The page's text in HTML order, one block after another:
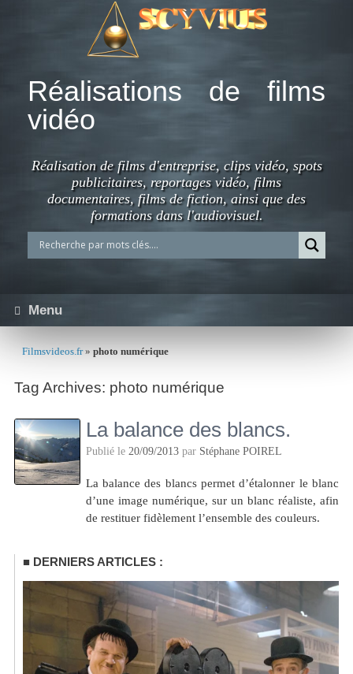
Réalisations de films
vidéo
Réalisation de films d'entreprise, clips vidéo, spots
publicitaires, reportages vidéo, films
documentaires, films de fiction, ainsi que des
formations dans l'audiovisuel.
Menu
Filmsvideos.fr» photo numérique
Tag Archives: photo numérique
La balance des blancs.
Publié le 20/09/2013 par Stéphane POIREL
La balance des blancs permet d’étalonner le blanc
d’une image numérique, sur un blanc réaliste, afin
de restituer fidèlement l’ensemble des couleurs.
DERNIERS ARTICLES :